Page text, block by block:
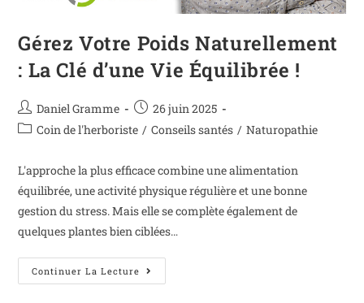
Gérez Votre Poids Naturellement
: La Clé d’une Vie Équilibrée !
Daniel Gramme
26 juin 2025
Coin de l'herboriste / Conseils santés / Naturopathie
L'approche la plus efficace combine une alimentation
équilibrée, une activité physique régulière et une bonne
gestion du stress. Mais elle se complète également de
quelques plantes bien ciblées…
Continuer La Lecture